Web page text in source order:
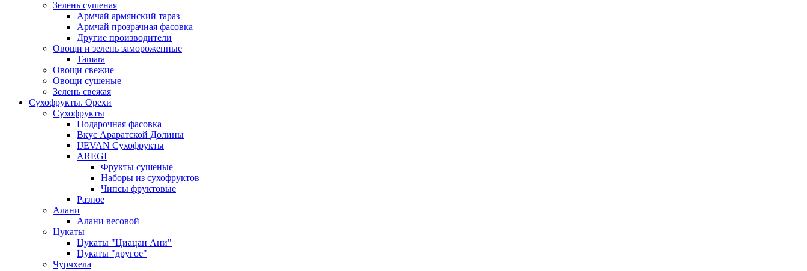
Зелень сушеная
Армчай армянский тараз
Армчай прозрачная фасовка
Другие производители
Овощи и зелень замороженные
Tamara
Овощи свежие
Овощи сушеные
Зелень свежая
Сухофрукты. Орехи
Сухофрукты
Подарочная фасовка
Вкус Араратской Долины
IJEVAN Сухофрукты
AREGI
Фрукты сушеные
Наборы из сухофруктов
Чипсы фруктовые
Разное
Алани
Алани весовой
Цукаты
Цукаты "Циацан Ани"
Цукаты "другое"
Чурчхела